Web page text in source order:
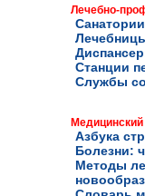
Лечебно-
Станции
Службы
Медицинский
Азбука
Болезни:
Методы